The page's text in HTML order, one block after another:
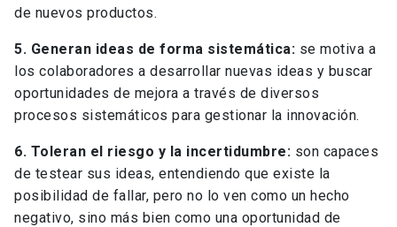
de nuevos productos.
5. Generan ideas de forma sistemática: se motiva a
los colaboradores a desarrollar nuevas ideas y buscar
oportunidades de mejora a través de diversos
procesos sistemáticos para gestionar la innovación.
6. Toleran el riesgo y la incertidumbre: son capaces
de testear sus ideas, entendiendo que existe la
posibilidad de fallar, pero no lo ven como un hecho
negativo, sino más bien como una oportunidad de